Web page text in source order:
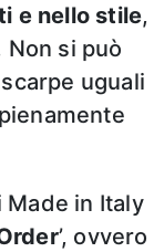
e nello stile,
Non si può
uguali
in Italy
’, ovvero